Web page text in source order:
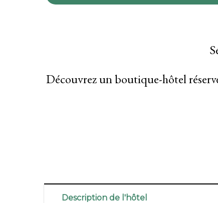
Découvrez un boutique-hôtel
Description de l'hôtel